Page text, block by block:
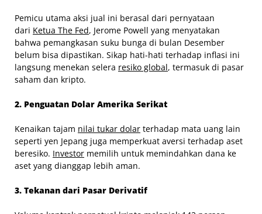
Pemicu utama aksi jual ini berasal dari pernyataan
dari Ketua The Fed, Jerome Powell yang menyatakan
bahwa pemangkasan suku bunga di bulan Desember
belum bisa dipastikan. Sikap hati-hati terhadap inflasi ini
langsung menekan selera resiko global, termasuk di pasar
saham dan kripto.
2. Penguatan Dolar Amerika Serikat
Kenaikan tajam nilai tukar dolar terhadap mata uang lain
seperti yen Jepang juga memperkuat aversi terhadap aset
beresiko. Investor memilih untuk memindahkan dana ke
aset yang dianggap lebih aman.
3. Tekanan dari Pasar Derivatif